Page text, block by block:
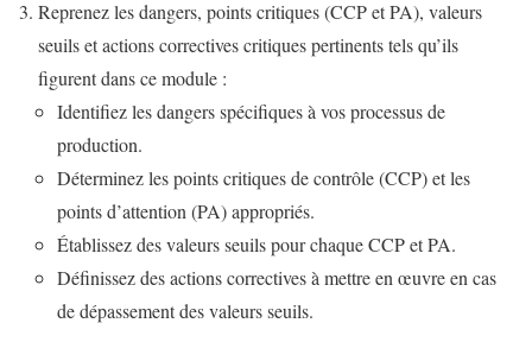
Reprenez les dangers, points critiques (CCP et PA), valeurs
seuils et actions correctives critiques pertinents tels qu’ils
figurent dans ce module :
Identifiez les dangers spécifiques à vos processus de
production.
Déterminez les points critiques de contrôle (CCP) et les
points d’attention (PA) appropriés.
Établissez des valeurs seuils pour chaque CCP et PA.
Définissez des actions correctives à mettre en œuvre en cas
de dépassement des valeurs seuils.